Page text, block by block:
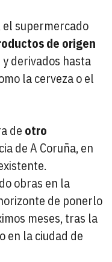
el supermercado
de origen
y derivados hasta
la cerveza o el
de otro
de A Coruña, en
obras en la
de ponerlo
meses, tras la
en la ciudad de